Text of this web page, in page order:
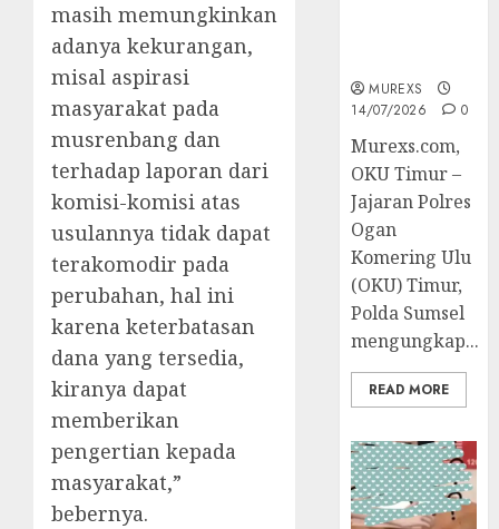
masih memungkinkan
adanya kekurangan,
misal aspirasi
masyarakat pada
musrenbang dan
terhadap laporan dari
komisi-komisi atas
usulannya tidak dapat
terakomodir pada
perubahan, hal ini
karena keterbatasan
dana yang tersedia,
kiranya dapat
memberikan
pengertian kepada
masyarakat,”
bebernya.
MUREXS
14/07/2026
0
Murexs.com,
OKU Timur –
Jajaran Polres
Ogan
Komering Ulu
(OKU) Timur,
Polda Sumsel
mengungkap...
READ MORE